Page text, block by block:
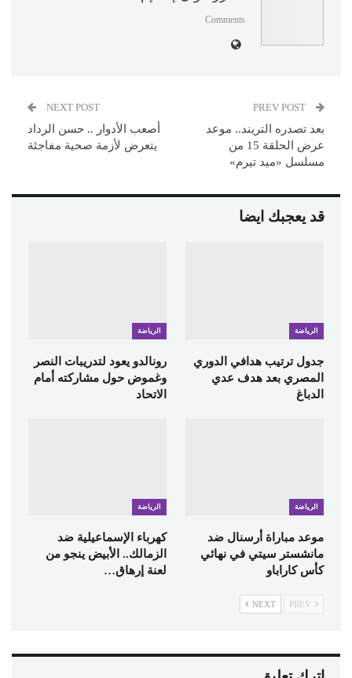
Comments
بعد تصدره التريند.. موعد
عرض الحلقة 15 من
مسلسل «ميد تيرم»
NEXT POST
أصعب الأدوار .. حسن الرداد
يتعرض لأزمة صحية مفاجئة
قد يعجبك ايضا
الرياضة
جدول ترتيب هدافي الدوري
المصري بعد هدف عدي
الدباغ
الرياضة
رونالدو يعود لتدريبات النصر
وغموض حول مشاركته أمام
الاتحاد
الرياضة
موعد مباراة أرسنال ضد
مانشستر سيتي في نهائي
كأس كاراباو
الرياضة
كهرباء الإسماعيلية ضد
الزمالك.. الأبيض ينجو من
لعنة إرهاق…
NEXT